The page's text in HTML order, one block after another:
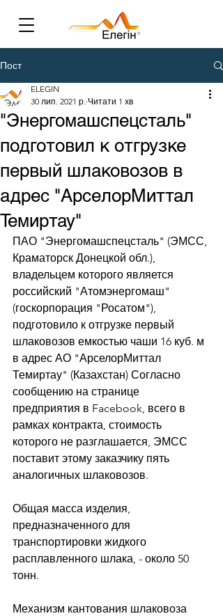
Пост
"Энергомашспецсталь"
подготовил к отгрузке
первый шлаковозов в
адрес "АрселорМиттал
Темиртау"
ELEGIN
30 лип. 2021 р. Читати 1 хв
ПАО "Энергомашспецсталь" (ЭМСС,
Краматорск Донецкой обл.),
владельцем которого является
российский "Атомэнергомаш"
(госкорпорация "Росатом"),
подготовило к отгрузке первый
шлаковозов емкостью чаши 16 куб. м
в адрес АО "АрселорМиттал
Темиртау" (Казахстан) Согласно
сообщению на странице
предприятия в Facebook, всего в
рамках контракта, стоимость
которого не разглашается, ЭМСС
поставит этому заказчику пять
аналогичных шлаковозов.
Общая масса изделия,
предназначенного для
транспортировки жидкого
расплавленного шлака, - около 50
тонн.
Механизм кантования шлаковоза